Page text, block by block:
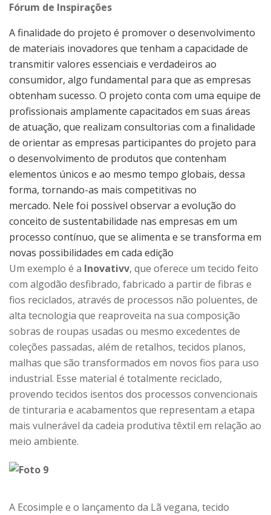
Fórum de Inspirações
A finalidade do projeto é promover o desenvolvimento
de materiais inovadores que tenham a capacidade de
transmitir valores essenciais e verdadeiros ao
consumidor, algo fundamental para que as empresas
obtenham sucesso. O projeto conta com uma equipe de
profissionais amplamente capacitados em suas áreas
de atuação, que realizam consultorias com a finalidade
de orientar as empresas participantes do projeto para
o desenvolvimento de produtos que contenham
elementos únicos e ao mesmo tempo globais, dessa
forma, tornando-as mais competitivas no
mercado. Nele foi possível observar a evolução do
conceito de sustentabilidade nas empresas em um
processo contínuo, que se alimenta e se transforma em
novas possibilidades em cada edição
Um exemplo é a Inovativv, que oferece um tecido feito
com algodão desfibrado, fabricado a partir de fibras e
fios reciclados, através de processos não poluentes, de
alta tecnologia que reaproveita na sua composição
sobras de roupas usadas ou mesmo excedentes de
coleções passadas, além de retalhos, tecidos planos,
malhas que são transformados em novos fios para uso
industrial. Esse material é totalmente reciclado,
provendo tecidos isentos dos processos convencionais
de tinturaria e acabamentos que representam a etapa
mais vulnerável da cadeia produtiva têxtil em relação ao
meio ambiente.
A Ecosimple e o lançamento da Lã vegana, tecido